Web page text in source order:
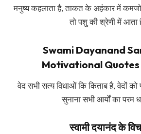
मनुष्य कहलाता है, ताकत के अहंकार में
तो पशु की श्रेणी में आता
Swami Dayanand
Motivational Quotes
वेद सभी सत्य विधाओं कि किताब है, वेदों को
सुनाना सभी आर्यों का परम
स्वामी दयानंद के